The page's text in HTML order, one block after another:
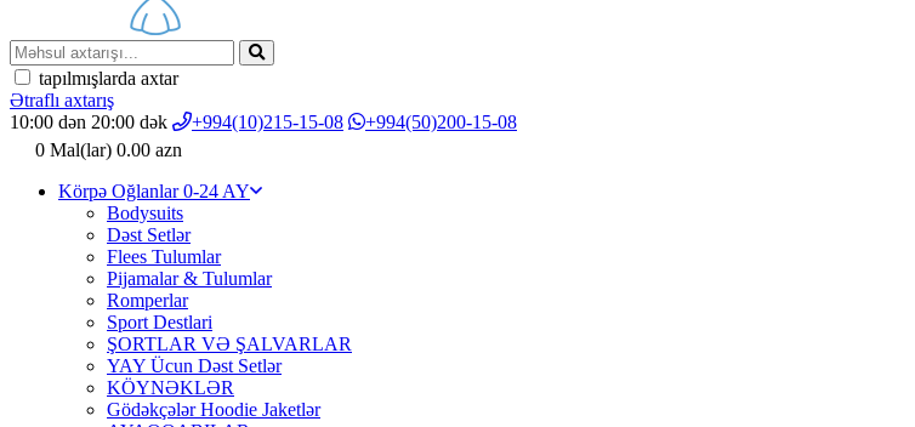
tapılmışlarda axtar
Ətraflı axtarış
10:00 dən 20:00 dək
+994(10)215-15-08
+994(50)200-15-08
0 Mal(lar) 0.00 azn
Körpə Oğlanlar 0-24 AY
Bodysuits
Dəst Setlər
Flees Tulumlar
Pijamalar & Tulumlar
Romperlar
Sport Destlari
ŞORTLAR VƏ ŞALVARLAR
YAY Ücun Dəst Setlər
KÖYNƏKLƏR
Gödəkçələr Hoodie Jaketlər